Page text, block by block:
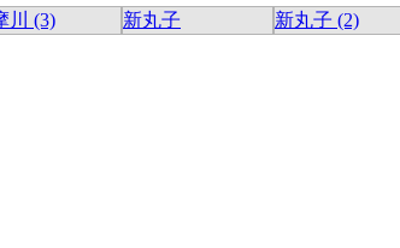
川 (3) 新丸子 新丸子 (2)